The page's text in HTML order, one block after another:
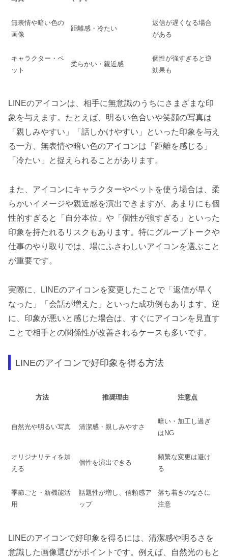
無表情や暗い色の
画像
距離感・冷たい
返信が遅くなる場合
がある
キャラクター・ペ
ット
柔らかい・親近感
個性が強すぎると逆
効果も
LINEのアイコンは、相手に無意識のうちにさまざまな印
象を与えます。たとえば、明るい色合いや笑顔の写真は
「親しみやすい」「話しかけやすい」といった印象を与え
る一方、無表情や暗い色のアイコンは「距離を感じる」
「冷たい」と捉えられることがあります。
また、アイコンにキャラクターやペットを使う場合は、柔
らかいイメージや親近感を演出できますが、あまりにも個
性的すぎると「自分本位」や「個性が強すぎる」といった
印象を持たれるリスクもあります。特にグループトークや
仕事のやり取りでは、場にふさわしいアイコンを選ぶこと
が重要です。
実際に、LINEのアイコンを変更したことで「返信が早く
なった」「会話が増えた」といった成功例もあります。逆
に、印象が悪いと感じた場合は、すぐにアイコンを見直す
ことで相手との関係性が改善されるケースも多いです。
LINEのアイコンで好印象を得る方法
方法 推奨理由 注意点
自然光や明るい写真 清潔感・親しみやすさ
暗い・加工し過ぎ
はNG
オリジナリティを加
える
個性を演出できる
頻繁な変更は避け
る
季節ごと・新機能活
用
話題性が増し、信頼感ア
ップ
落ち着きのなさに
注意
LINEのアイコンで好印象を得るには、清潔感や明るさを
意識した画像選びがポイントです。例えば、自然光のもと